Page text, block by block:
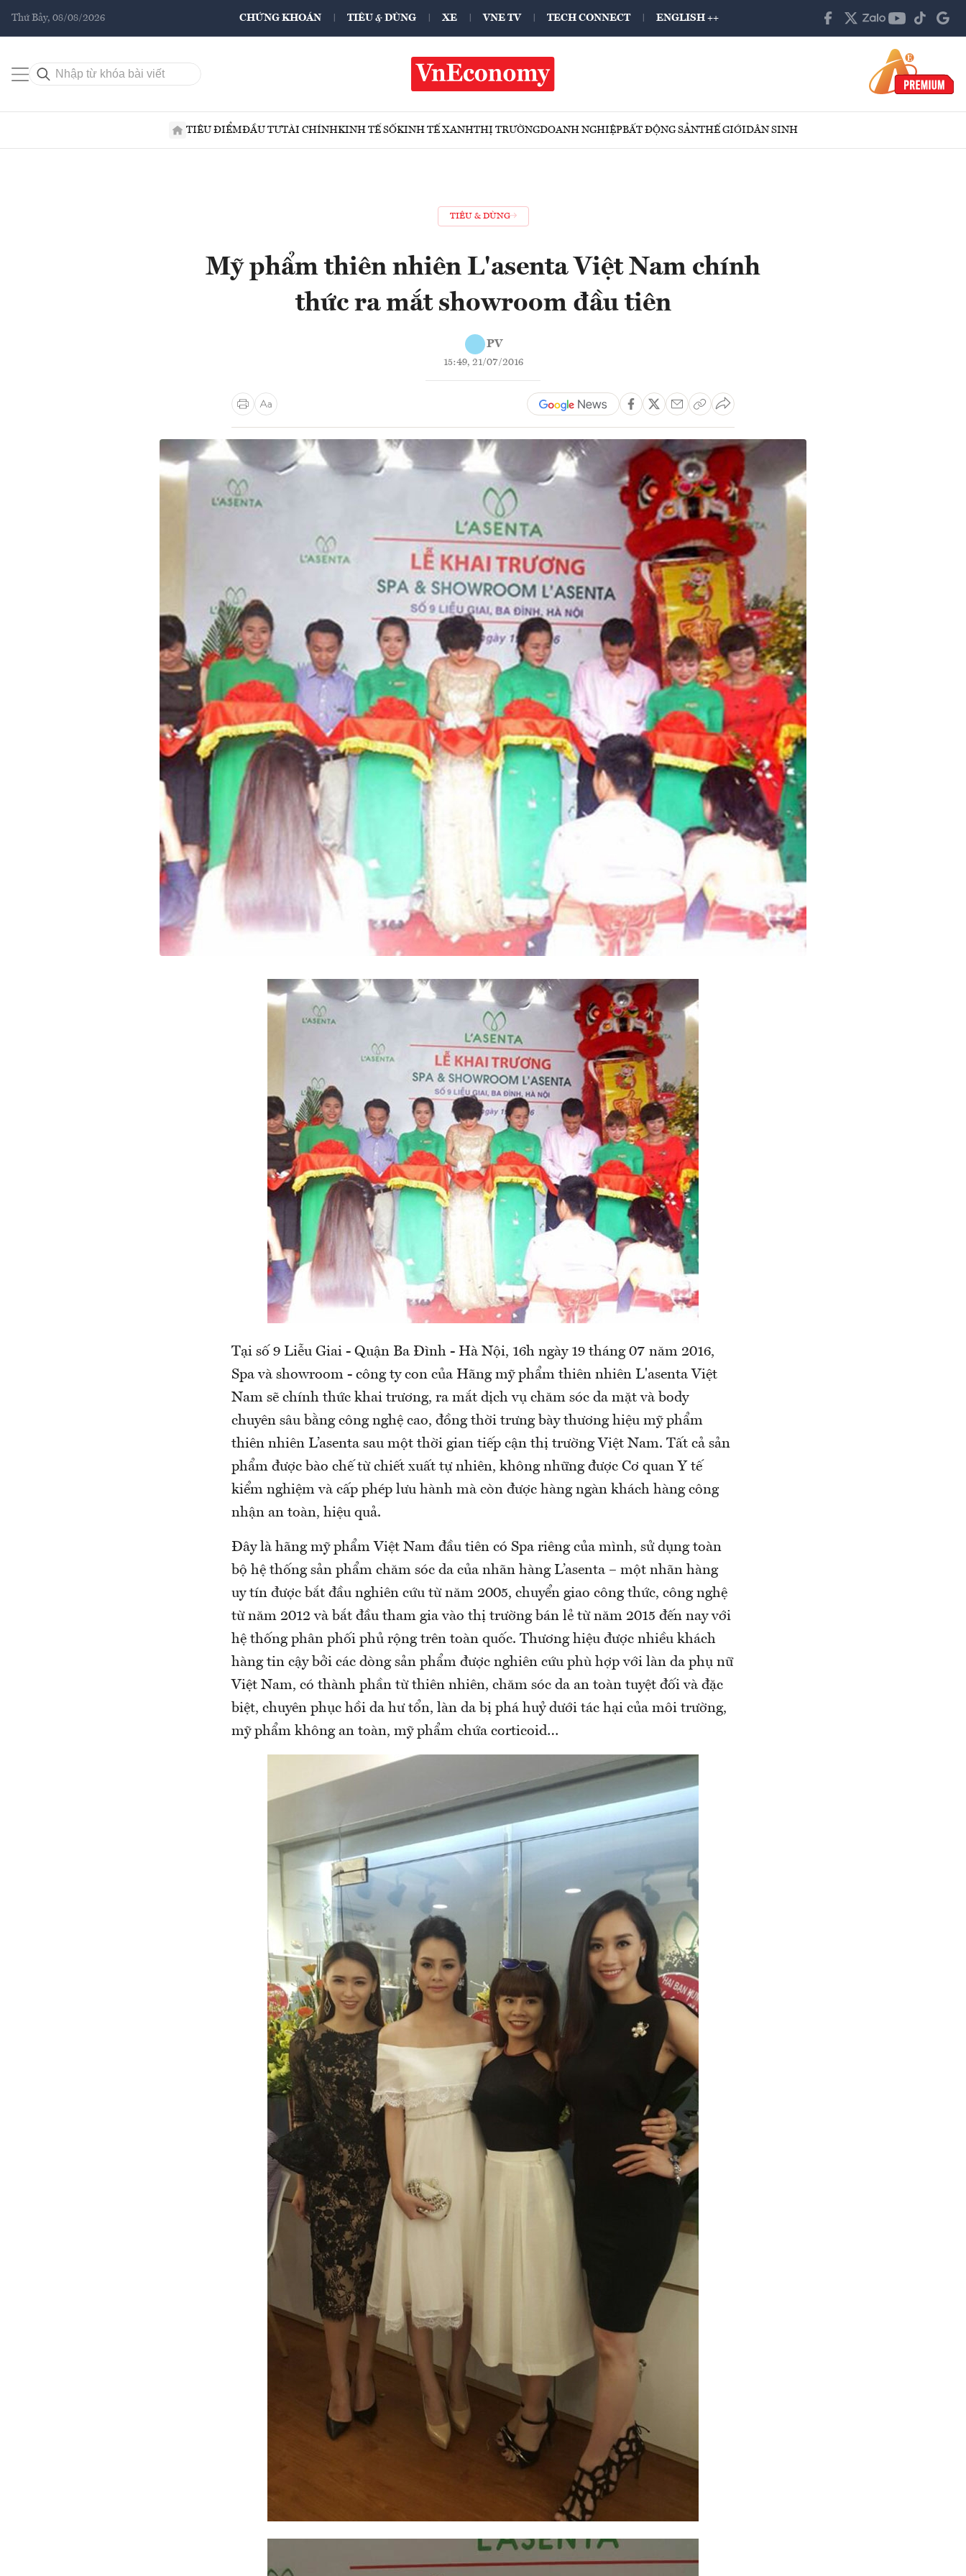
Thứ Bảy, 08/08/2026 CHỨNG KHOÁN TIÊU & DÙNG XE VNE TV TECH CONNECT ENGLISH ++
TIÊU ĐIỂMĐẦU TƯTÀI CHÍNHKINH TẾ SỐKINH TẾ XANHTHỊ TRƯỜNGDOANH NGHIỆPBẤT ĐỘNG SẢNTHẾ GIỚIDÂN SINH
TIÊU & DÙNG
Mỹ phẩm thiên nhiên L'asenta Việt Nam chính
thức ra mắt showroom đầu tiên
PV
15:49, 21/07/2016
Tại số 9 Liễu Giai - Quận Ba Đình - Hà Nội, 16h ngày 19 tháng 07 năm 2016,
Spa và showroom - công ty con của Hãng mỹ phẩm thiên nhiên L'asenta Việt
Nam sẽ chính thức khai trương, ra mắt dịch vụ chăm sóc da mặt và body
chuyên sâu bằng công nghệ cao, đồng thời trưng bày thương hiệu mỹ phẩm
thiên nhiên L’asenta sau một thời gian tiếp cận thị trường Việt Nam. Tất cả sản
phẩm được bào chế từ chiết xuất tự nhiên, không những được Cơ quan Y tế
kiểm nghiệm và cấp phép lưu hành mà còn được hàng ngàn khách hàng công
nhận an toàn, hiệu quả.
Đây là hãng mỹ phẩm Việt Nam đầu tiên có Spa riêng của mình, sử dụng toàn
bộ hệ thống sản phẩm chăm sóc da của nhãn hàng L’asenta – một nhãn hàng
uy tín được bắt đầu nghiên cứu từ năm 2005, chuyển giao công thức, công nghệ
từ năm 2012 và bắt đầu tham gia vào thị trường bán lẻ từ năm 2015 đến nay với
hệ thống phân phối phủ rộng trên toàn quốc. Thương hiệu được nhiều khách
hàng tin cậy bởi các dòng sản phẩm được nghiên cứu phù hợp với làn da phụ nữ
Việt Nam, có thành phần từ thiên nhiên, chăm sóc da an toàn tuyệt đối và đặc
biệt, chuyên phục hồi da hư tổn, làn da bị phá huỷ dưới tác hại của môi trường,
mỹ phẩm không an toàn, mỹ phẩm chứa corticoid…